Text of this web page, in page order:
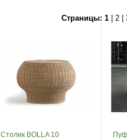
Страницы: 1| 2|
Столик BOLLA 10